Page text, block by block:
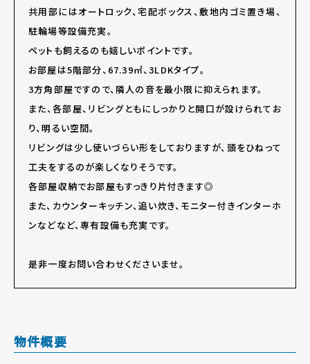
共用部にはオートロック、宅配ボックス、敷地内ゴミ置き場、
駐輪場等設備充実。
ペットも飼えるのも嬉しいポイントです。
お部屋は5階部分、67.39㎡、3LDKタイプ。
3方角部屋ですので、隣人の音を最小限に抑えられます。
また、各部屋、リビングともにしっかりと開口が設けられてお
り、明るい空間。
リビングは少し使いづらい形をしておりますが、頭をひねって
工夫をするのが楽しくなりそうです。
各部屋収納でお部屋もすっきり片付きます◎
また、カウンターキッチン、追い炊き、モニター付きインターホ
ンなどなど、専有設備も充実です。
是非一度お問い合わせくださいませ。
物件概要